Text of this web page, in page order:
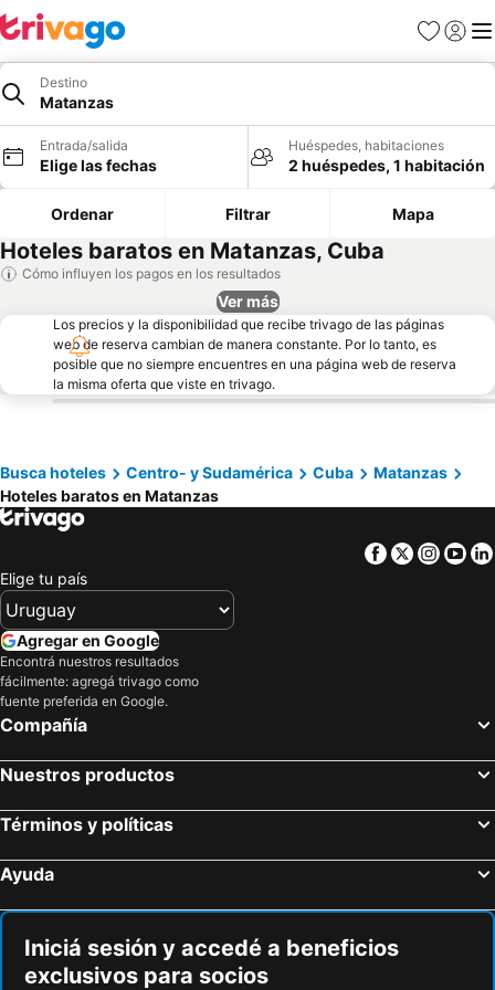
Favoritos
Iniciar
Destino
Matanzas
Entrada/salida
Elige las fechas
Huéspedes, habitaciones
2 huéspedes, 1 habitación
Ordenar Filtrar Mapa
Hoteles baratos en Matanzas, Cuba
Cómo influyen los pagos en los resultados
Ver más
Los precios y la disponibilidad que recibe trivago de las páginas
web de reserva cambian de manera constante. Por lo tanto, es
posible que no siempre encuentres en una página web de reserva
la misma oferta que viste en trivago.
Busca hoteles Centro- y Sudamérica Cuba
Matanzas
Hoteles baratos en Matanzas
Facebook
Twitter
Elige tu país
Agregar en Google
Encontrá nuestros resultados
fácilmente: agregá trivago como
fuente preferida en Google.
Compañía
Nuestros productos
Términos y políticas
Ayuda
Iniciá sesión y accedé a beneficios
exclusivos para socios